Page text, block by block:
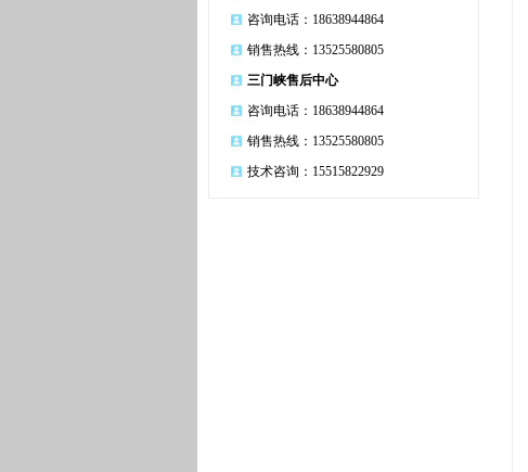
矿泉水设备、超滤设备
医院行业水处理设备
2018畅销水处理配件
咨询电话：18638944864
销售热线：13525580805
三门峡售后中心
咨询电话：18638944864
销售热线：13525580805
技术咨询：15515822929